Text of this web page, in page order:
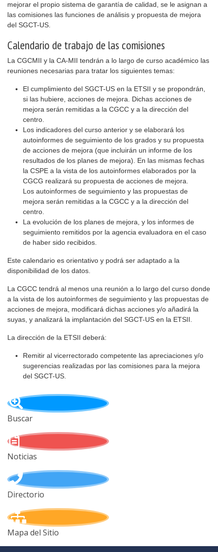
mejorar el propio sistema de garantía de calidad, se le asignan a
las comisiones las funciones de análisis y propuesta de mejora
del SGCT-US.
Calendario de trabajo de las comisiones
La CGCMII y la CA-MII tendrán a lo largo de curso académico las
reuniones necesarias para tratar los siguientes temas:
El cumplimiento del SGCT-US en la ETSII y se propondrán,
si las hubiere, acciones de mejora. Dichas acciones de
mejora serán remitidas a la CGCC y a la dirección del
centro.
Los indicadores del curso anterior y se elaborará los
autoinformes de seguimiento de los grados y su propuesta
de acciones de mejora (que incluirán un informe de los
resultados de los planes de mejora). En las mismas fechas
la CSPE a la vista de los autoinformes elaborados por la
CGCG realizará su propuesta de acciones de mejora.
Los autoinformes de seguimiento y las propuestas de
mejora serán remitidas a la CGCC y a la dirección del
centro.
La evolución de los planes de mejora, y los informes de
seguimiento remitidos por la agencia evaluadora en el caso
de haber sido recibidos.
Este calendario es orientativo y podrá ser adaptado a la
disponibilidad de los datos.
La CGCC tendrá al menos una reunión a lo largo del curso donde
a la vista de los autoinformes de seguimiento y las propuestas de
acciones de mejora, modificará dichas acciones y/o añadirá la
suyas, y analizará la implantación del SGCT-US en la ETSII.
La dirección de la ETSII deberá:
Remitir al vicerrectorado competente las apreciaciones y/o
sugerencias realizadas por las comisiones para la mejora
del SGCT-US.
Buscar
Noticias
Directorio
Mapa del Sitio